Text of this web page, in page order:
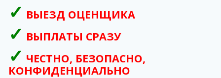
ВЫЕЗД ОЦЕНЩИКА
ВЫПЛАТЫ СРАЗУ
ЧЕСТНО, БЕЗОПАСНО,
КОНФИДЕНЦИАЛЬНО